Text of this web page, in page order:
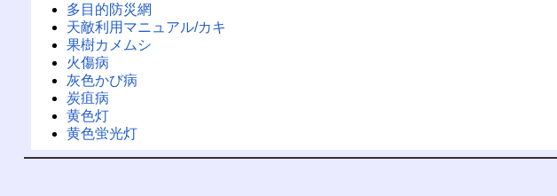
多目的防災網
天敵利用マニュアル/カキ
果樹カメムシ
火傷病
灰色かび病
炭疽病
黄色灯
黄色蛍光灯